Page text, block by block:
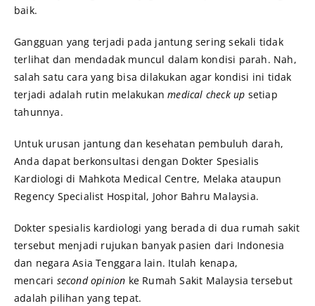
baik.
Gangguan yang terjadi pada jantung sering sekali tidak
terlihat dan mendadak muncul dalam kondisi parah. Nah,
salah satu cara yang bisa dilakukan agar kondisi ini tidak
terjadi adalah rutin melakukanmedical check up setiap
tahunnya.
Untuk urusan jantung dan kesehatan pembuluh darah,
Anda dapat berkonsultasi dengan Dokter Spesialis
Kardiologi di Mahkota Medical Centre, Melaka ataupun
Regency Specialist Hospital, Johor Bahru Malaysia.
Dokter spesialis kardiologi yang berada di dua rumah sakit
tersebut menjadi rujukan banyak pasien dari Indonesia
dan negara Asia Tenggara lain. Itulah kenapa,
mencari second opinion ke Rumah Sakit Malaysia tersebut
adalah pilihan yang tepat.